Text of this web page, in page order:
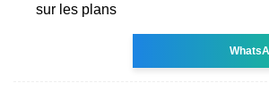
sur les plans